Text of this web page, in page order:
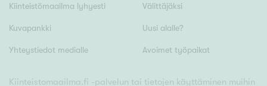
Kiinteistömaailma lyhyesti
Kuvapankki
Yhteystiedot medialle
Välittäjäksi
Uusi alalle?
Avoimet työpaikat
Kiinteistomaailma.fi -palvelun tai tietojen käyttäminen muihin